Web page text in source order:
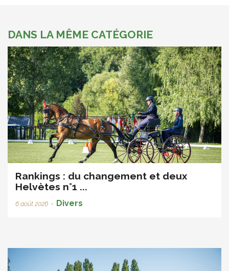
DANS LA MÊME CATÉGORIE
Rankings : du changement et deux
Helvètes n°1 ...
6 août 2026 • Divers